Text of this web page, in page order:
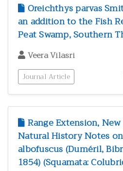
Oreichthys parvas
an addition to the Fish
Peat Swamp, Southern
Veera Vilasri
Journal Article
Range Extension,
Natural History Notes
albofuscus (Duméril,
1854) (Squamata: